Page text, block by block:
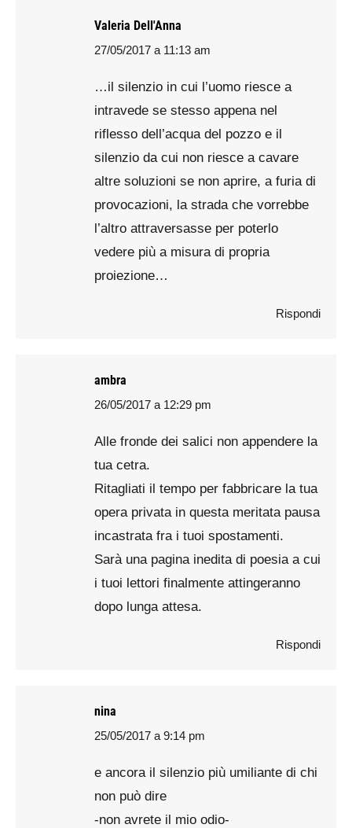
Valeria Dell'Anna
says:
27/05/2017 a 11:13 am
…il silenzio in cui l’uomo riesce a
intravede se stesso appena nel
riflesso dell’acqua del pozzo e il
silenzio da cui non riesce a cavare
altre soluzioni se non aprire, a furia di
provocazioni, la strada che vorrebbe
l’altro attraversasse per poterlo
vedere più a misura di propria
proiezione…
Rispondi
ambra
says:
26/05/2017 a 12:29 pm
Alle fronde dei salici non appendere la
tua cetra.
Ritagliati il tempo per fabbricare la tua
opera privata in questa meritata pausa
incastrata fra i tuoi spostamenti.
Sarà una pagina inedita di poesia a cui
i tuoi lettori finalmente attingeranno
dopo lunga attesa.
Rispondi
nina
says:
25/05/2017 a 9:14 pm
e ancora il silenzio più umiliante di chi
non può dire
-non avrete il mio odio-